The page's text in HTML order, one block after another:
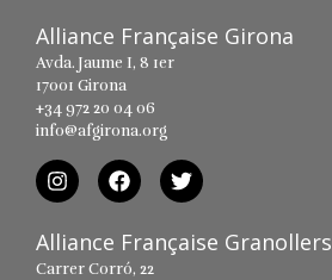
Alliance Française Girona
Avda. Jaume I, 8 1er
17001 Girona
+34 972 20 04 06
info@afgirona.org
Alliance Française Granollers
Carrer Corró, 22